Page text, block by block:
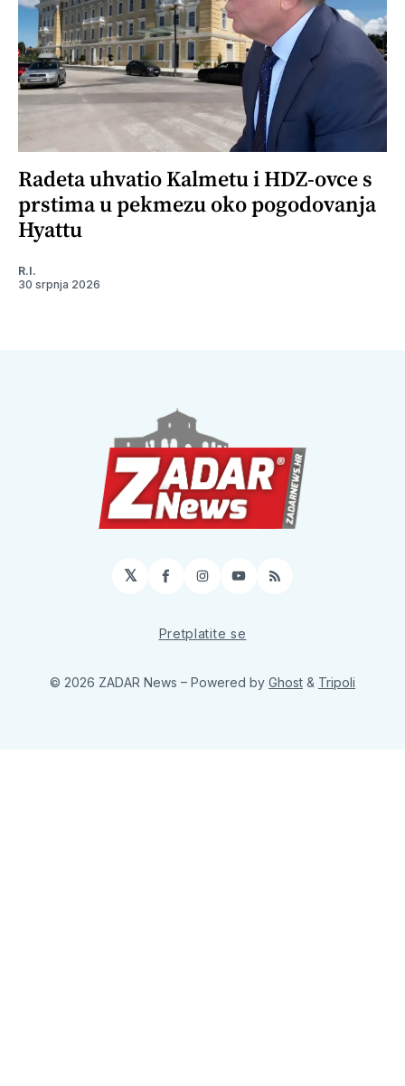
Radeta uhvatio Kalmetu i HDZ-ovce s
prstima u pekmezu oko pogodovanja
Hyattu
R.I.
30 srpnja 2026
𝕏 Facebook
Instagram
YouTube
RSS
Pretplatite se
© 2026 ZADAR News – Powered by Ghost & Tripoli